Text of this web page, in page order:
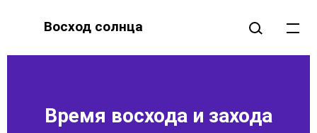
Восход солнца
Время восхода и захода